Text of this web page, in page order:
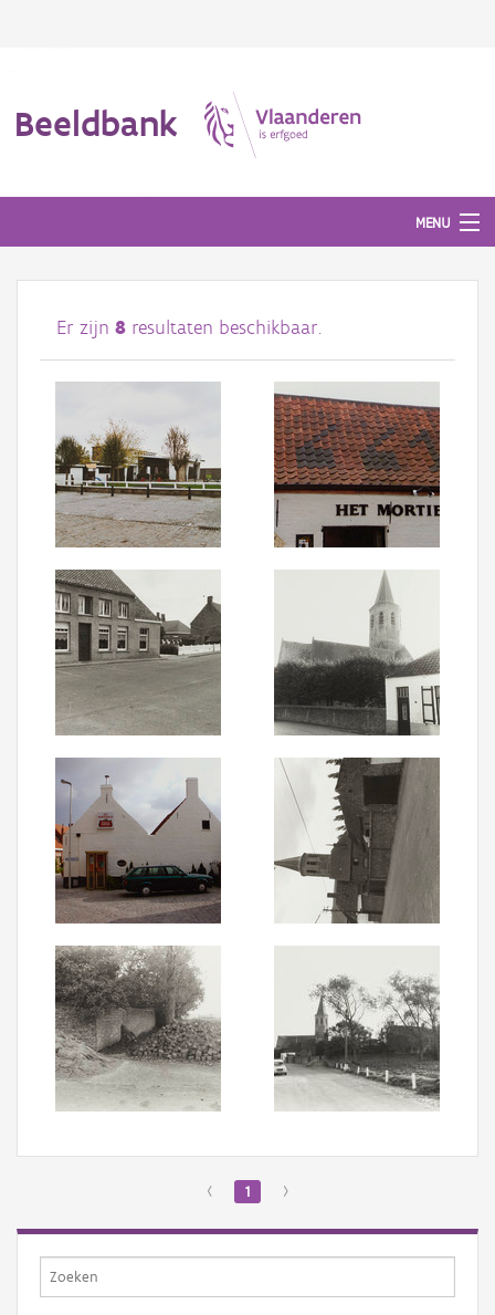
Beeldbank
MENU
Afbeeldingen
#BeeldIndeKijker
Over ons
Aanmelden
Er zijn 8 resultaten beschikbaar.
‹ 1 ›